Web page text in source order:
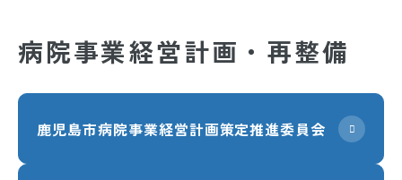
病院事業経営計画・再整備
鹿児島市病院事業経営計画策定推進委員会